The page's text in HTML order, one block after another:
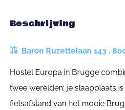
Beschrijving
Baron Ruzettelaan 143 ,
Hostel Europa in Brugge
twee werelden: je slaapplaats
fietsafstand van het mooie